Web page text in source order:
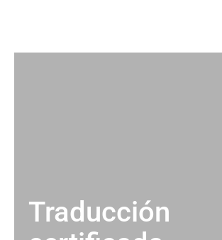
Traducción